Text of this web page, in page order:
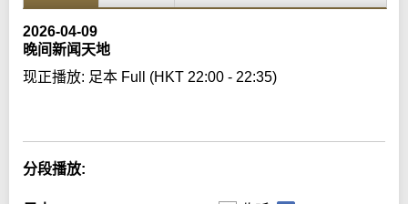
2026-04-09
晚间新闻天地
现正播放: 足本 Full (HKT 22:00 - 22:35)
分段播放: